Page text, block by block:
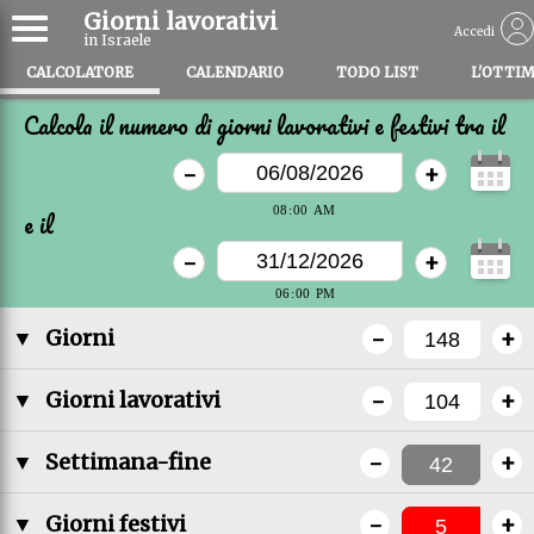
Giorni lavorativi
in Israele Accedi
CALCOLATORE CALENDARIO TODO LIST
Calcola il numero di giorni lavorativi e festivi tra il
+
-
e il
+
-
▼ Giorni +
-
▼ Giorni lavorativi +
-
▼ Settimana-fine +
-
▼ Giorni festivi +
-